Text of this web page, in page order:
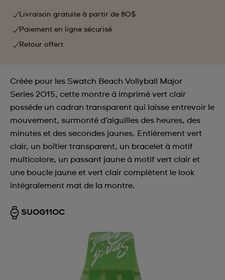
Livraison gratuite à partir de 80$
Paiement en ligne sécurisé
Retour offert
Créée pour les Swatch Beach Vollyball Major
Series 2015, cette montre à imprimé vert clair
possède un cadran transparent qui laisse entrevoir le
mouvement, surmonté d’aiguilles des heures, des
minutes et des secondes jaunes. Entièrement vert
clair, un boîtier transparent, un bracelet à motif
multicolore, un passant jaune à motif vert clair et
une boucle jaune et vert clair complètent le look
intégralement mat de la montre.
SUOG110C